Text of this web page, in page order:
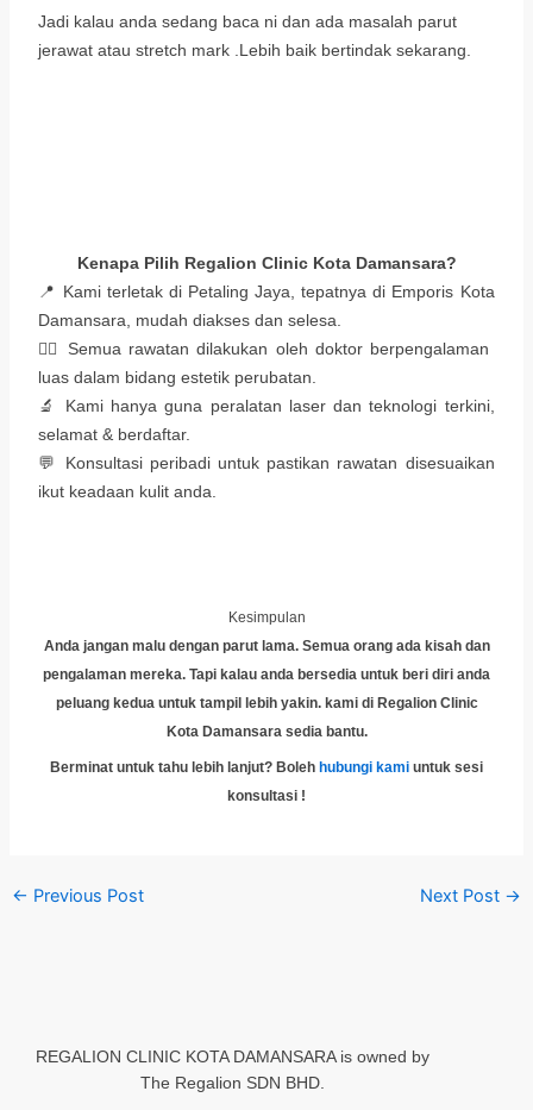
Jadi kalau anda sedang baca ni dan ada masalah parut
jerawat atau stretch mark .Lebih baik bertindak sekarang.
Kenapa Pilih Regalion Clinic Kota Damansara?
📍 Kami terletak di Petaling Jaya, tepatnya di Emporis Kota
Damansara, mudah diakses dan selesa.
👨‍⚕️ Semua rawatan dilakukan oleh doktor berpengalaman
luas dalam bidang estetik perubatan.
🔬 Kami hanya guna peralatan laser dan teknologi terkini,
selamat & berdaftar.
💬 Konsultasi peribadi untuk pastikan rawatan disesuaikan
ikut keadaan kulit anda.
Kesimpulan
Anda jangan malu dengan parut lama. Semua orang ada kisah dan
pengalaman mereka. Tapi kalau anda bersedia untuk beri diri anda
peluang kedua untuk tampil lebih yakin. kami di Regalion Clinic
Kota Damansara sedia bantu.
Berminat untuk tahu lebih lanjut? Boleh hubungi kami untuk sesi
konsultasi !
← Previous Post Next Post →
REGALION CLINIC KOTA DAMANSARA is owned by
The Regalion SDN BHD.